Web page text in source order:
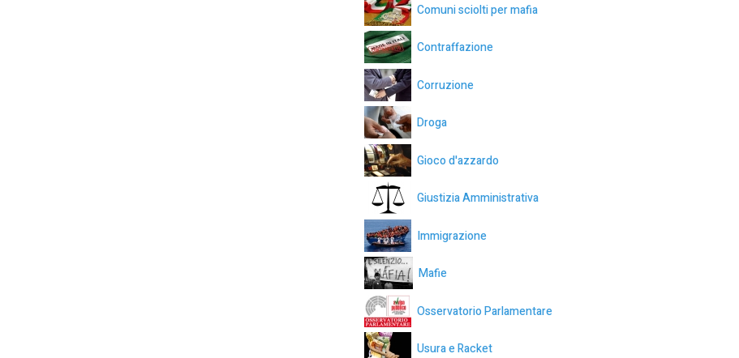
Comuni sciolti per mafia
Contraffazione
Corruzione
Droga
Gioco d'azzardo
Giustizia Amministrativa
Immigrazione
Mafie
Osservatorio Parlamentare
Usura e Racket